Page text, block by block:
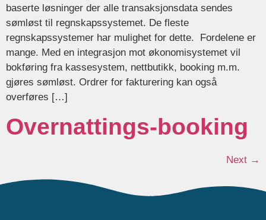
baserte løsninger der alle transaksjonsdata sendes
sømløst til regnskapssystemet. De fleste
regnskapssystemer har mulighet for dette. Fordelene er
mange. Med en integrasjon mot økonomisystemet vil
bokføring fra kassesystem, nettbutikk, booking m.m.
gjøres sømløst. Ordrer for fakturering kan også
overføres […]
Overnattings-­booking
Next →